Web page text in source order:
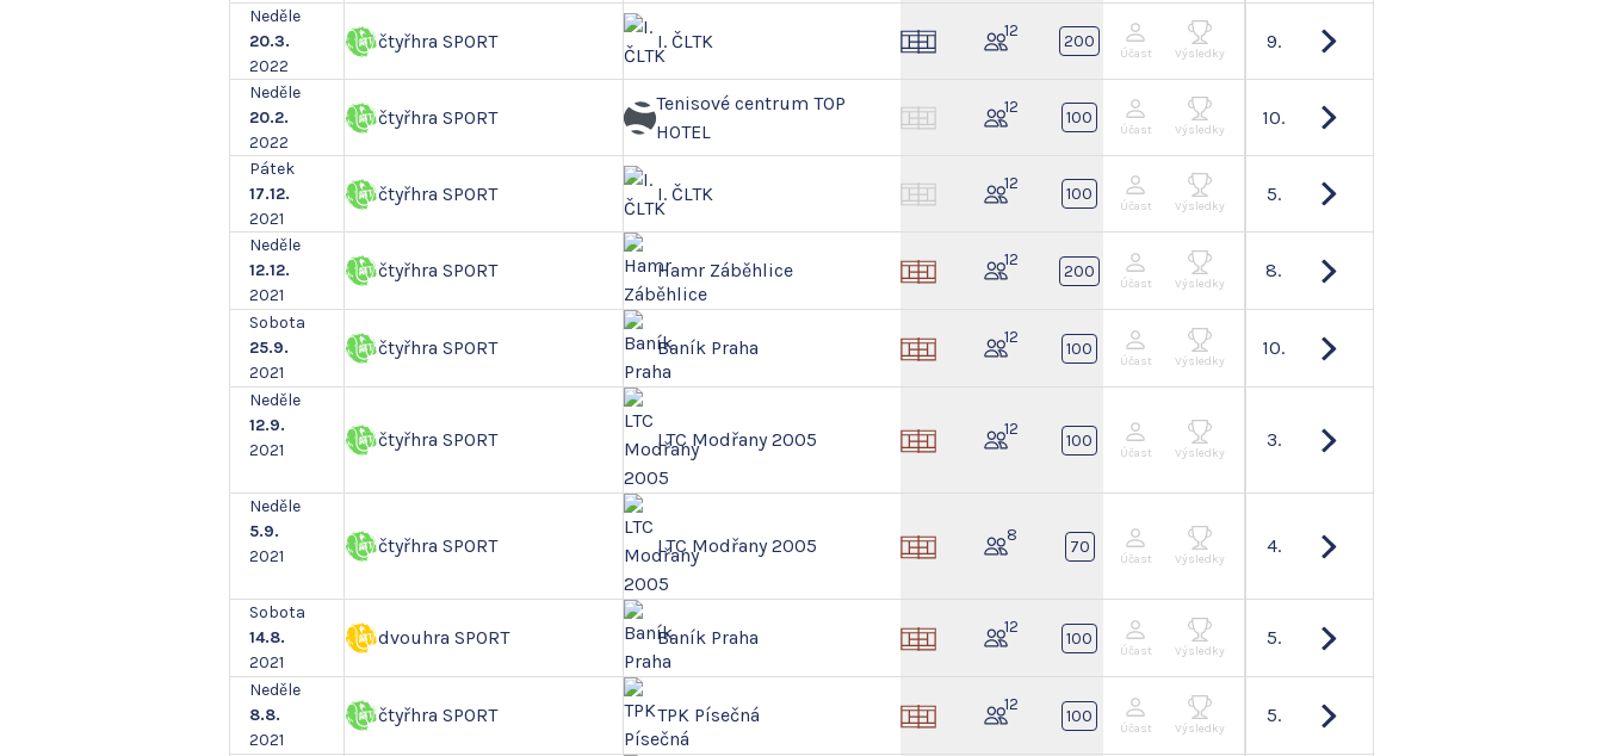
Neděle
20.3.
2022
čtyřhra SPORT I. ČLTK 12
200 9.
Účast Výsledky
Neděle
20.2.
2022
čtyřhra SPORT
Tenisové centrum TOP
HOTEL
12
100 10.
Účast Výsledky
Pátek
17.12.
2021
čtyřhra SPORT I. ČLTK 12
100 5.
Účast Výsledky
Neděle
12.12.
2021
čtyřhra SPORT Hamr Záběhlice 12
200 8.
Účast Výsledky
Sobota
25.9.
2021
čtyřhra SPORT Baník Praha 12
100 10.
Účast Výsledky
Neděle
12.9.
2021
čtyřhra SPORT LTC Modřany 2005 12
100 3.
Účast Výsledky
Neděle
5.9.
2021
čtyřhra SPORT LTC Modřany 2005 8
70 4.
Účast Výsledky
Sobota
14.8.
2021
dvouhra SPORT Baník Praha 12
100 5.
Účast Výsledky
Neděle
8.8.
2021
čtyřhra SPORT TPK Písečná 12
100 5.
Účast Výsledky